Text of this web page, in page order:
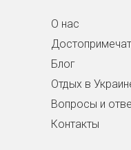
О нас
Блог
Отдых в
Вопросы и
Контакты